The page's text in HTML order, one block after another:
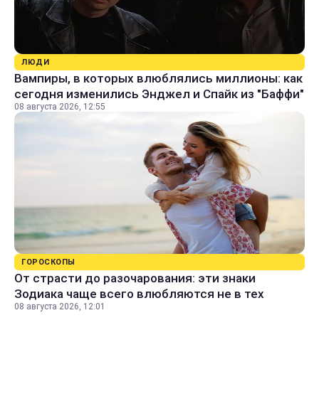
ЛЮДИ
Вампиры, в которых влюблялись миллионы: как
сегодня изменились Энджел и Спайк из "Баффи"
08 августа 2026, 12:55
ГОРОСКОПЫ
От страсти до разочарования: эти знаки
Зодиака чаще всего влюбляются не в тех
08 августа 2026, 12:01